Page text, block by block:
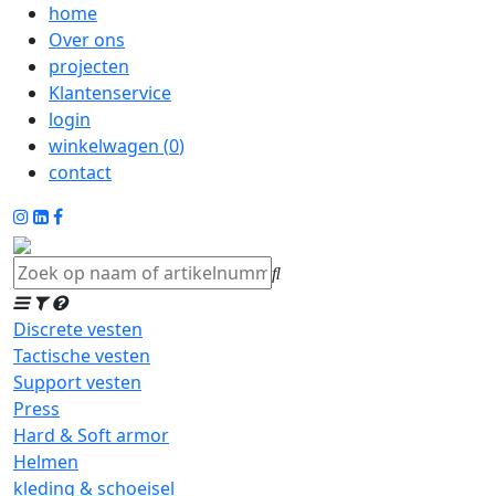
home
Over ons
projecten
Klantenservice
login
winkelwagen (0)
contact
Discrete vesten
Tactische vesten
Support vesten
Press
Hard & Soft armor
Helmen
kleding & schoeisel